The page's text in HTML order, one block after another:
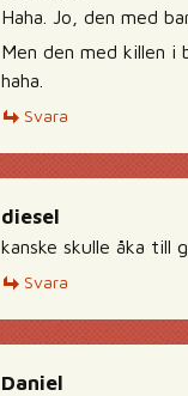
Haha. Jo, den med
Men den med killen i
haha.
Svara
diesel
kanske skulle åka till
Svara
Daniel